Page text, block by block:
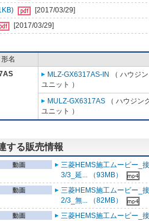
[2017/03/29]
[2017/03/29]
名
MLZ-GX6317AS-IN
（ ハウジ
ユニット ）
MULZ-GX6317AS （ ハウジン
ユニット ）
する販売情報
三菱HEMS施工ムービー_
3/3_延... （93MB）
三菱HEMS施工ムービー_
2/3_無... （82MB）
三菱HEMS施工ムービー_